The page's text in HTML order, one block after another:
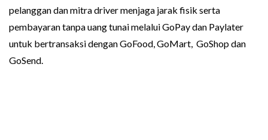
pelanggan dan mitra driver menjaga jarak fisik serta
pembayaran tanpa uang tunai melalui GoPay dan Paylater
untuk bertransaksi dengan GoFood, GoMart, GoShop dan
GoSend.